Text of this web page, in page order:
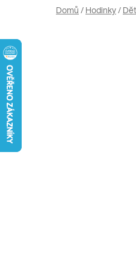
Domů / Hodinky/